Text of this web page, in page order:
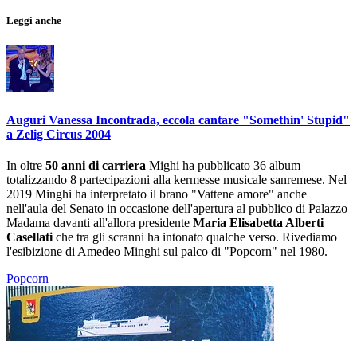
Leggi anche
Auguri Vanessa Incontrada, eccola cantare "Somethin' Stupid"
a Zelig Circus 2004
In oltre 50 anni di carriera Mighi ha pubblicato 36 album
totalizzando 8 partecipazioni alla kermesse musicale sanremese. Nel
2019 Minghi ha interpretato il brano "Vattene amore" anche
nell'aula del Senato in occasione dell'apertura al pubblico di Palazzo
Madama davanti all'allora presidente Maria Elisabetta Alberti
Casellati che tra gli scranni ha intonato qualche verso. Rivediamo
l'esibizione di Amedeo Minghi sul palco di "Popcorn" nel 1980.
Popcorn